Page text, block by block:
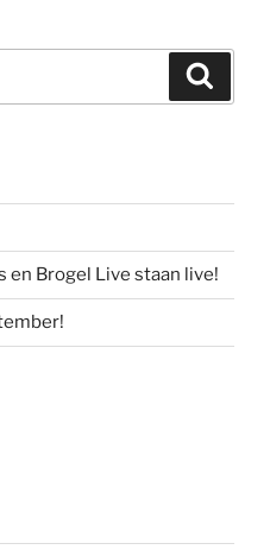
en Brogel Live staan live!